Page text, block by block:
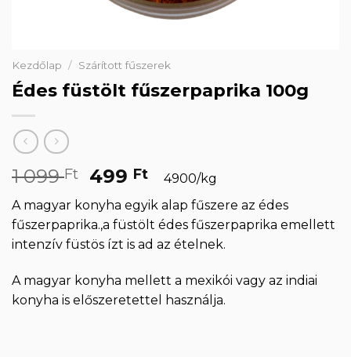
Kezdőlap / Szárított fűszerek
Édes füstölt fűszerpaprika 100g
1 099Ft
Original
price
was:
1
099 Ft.
499 FtCurrent
price
is:
499 Ft.
4900/kg
A magyar konyha egyik alap fűszere az édes
fűszerpaprika.,a füstölt édes fűszerpaprika emellett
intenzív füstös ízt is ad az ételnek.
A magyar konyha mellett a mexikói vagy az indiai
konyha is előszeretettel használja.